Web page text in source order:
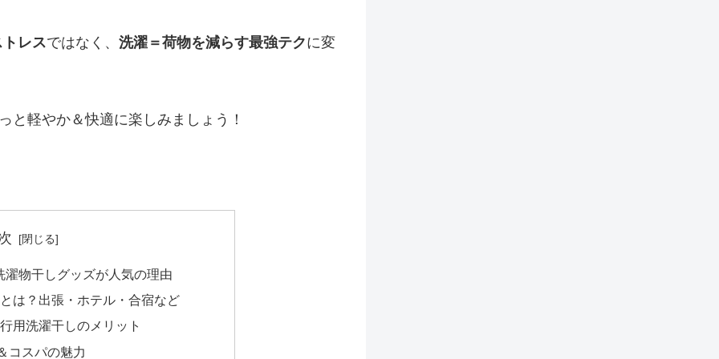
レスではなく、 洗濯＝荷物を減らす最強テクに変
と軽やか＆快適に楽しみましょう！
物干しグッズが人気の理由
は？出張・ホテル・合宿など
用洗濯干しのメリット
コスパの魅力